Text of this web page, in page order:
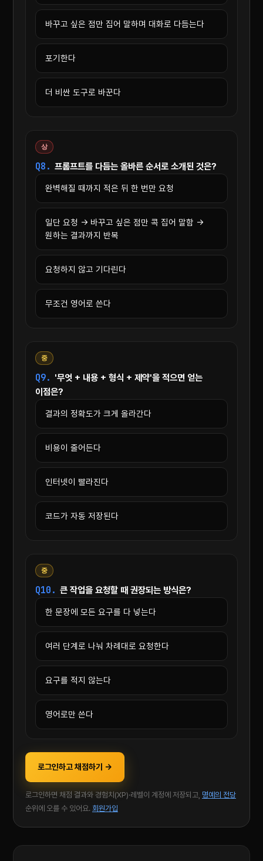
바꾸고 싶은 점만 집어 말하며 대화로 다듬는다
포기한다
더 비싼 도구로 바꾼다
상
Q8. 프롬프트를 다듬는 올바른 순서로 소개된 것은?
완벽해질 때까지 적은 뒤 한 번만 요청
일단 요청 → 바꾸고 싶은 점만 콕 집어 말함 →
원하는 결과까지 반복
요청하지 않고 기다린다
무조건 영어로 쓴다
중
Q9. '무엇 + 내용 + 형식 + 제약'을 적으면 얻는
이점은?
결과의 정확도가 크게 올라간다
비용이 줄어든다
인터넷이 빨라진다
코드가 자동 저장된다
중
Q10. 큰 작업을 요청할 때 권장되는 방식은?
한 문장에 모든 요구를 다 넣는다
여러 단계로 나눠 차례대로 요청한다
요구를 적지 않는다
영어로만 쓴다
로그인하고 채점하기 →
로그인하면 채점 결과와 경험치(XP)·레벨이 계정에 저장되고, 명예의 전당
순위에 오를 수 있어요. 회원가입